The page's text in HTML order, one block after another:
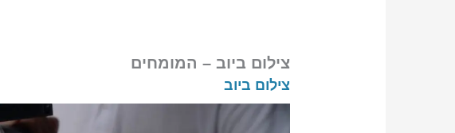
צילום ביוב – המומחים
צילום ביוב